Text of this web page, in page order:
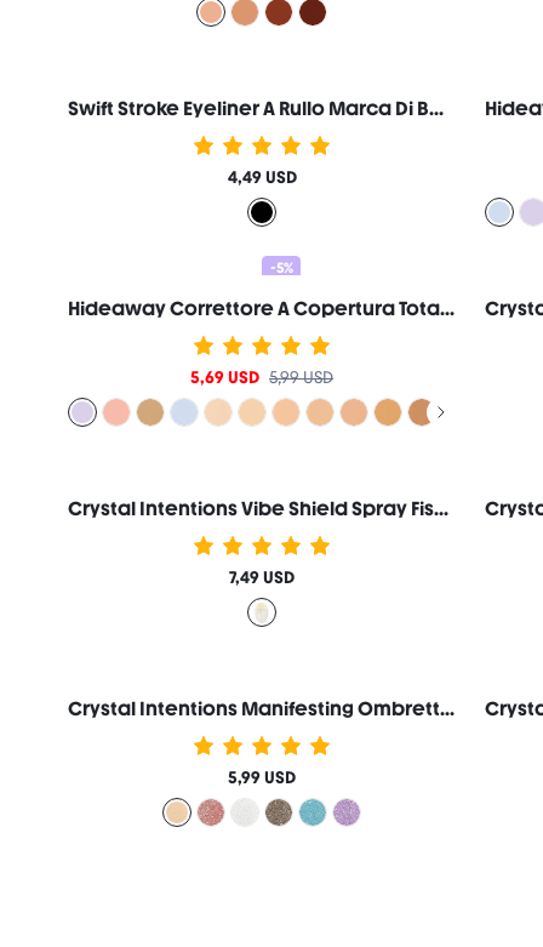
Swift Stroke Eyeliner A Rullo Marca Di Bellezza Cosmetici Trucco Per Donne E Ragazze
4,49 USD
-5%
Hideaway Correttore A Copertura Totale-Lavender Correttore Del Colore Illuminante E Highlighter Marca Di Bellezza Cosmetici Trucco Per Donne E Ragazze
5,69 USD 5,99 USD
Crystal Intentions Vibe Shield Spray Fissante A Lunga Durata Marca Di Bellezza Cosmetici Trucco Per Donne E Ragazze
7,49 USD
Crystal Intentions Manifesting Ombretto Glitter Luminoso-Citrine Marca Di Bellezza Cosmetici Trucco Per Donne E Ragazze
5,99 USD